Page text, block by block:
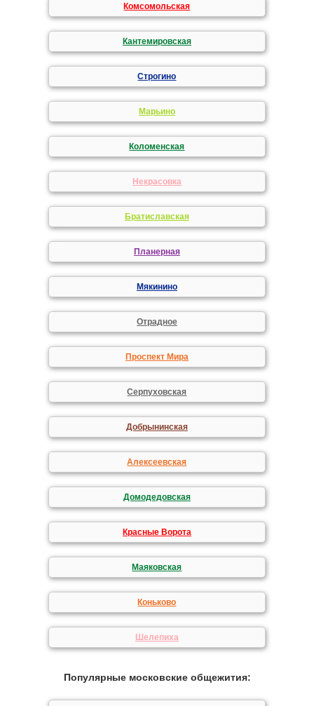
Комсомольская
Кантемировская
Строгино
Марьино
Коломенская
Некрасовка
Братиславская
Планерная
Мякинино
Отрадное
Проспект Мира
Серпуховская
Добрынинская
Алексеевская
Домодедовская
Красные Ворота
Маяковская
Коньково
Шелепиха
Популярные московские общежития: